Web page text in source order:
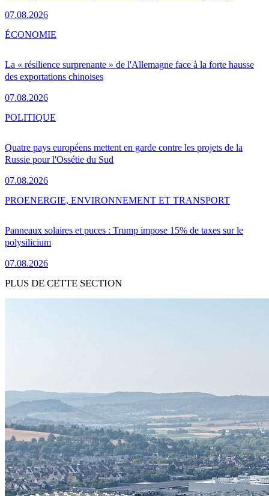
07.08.2026
La « résilience surprenante » de l'Allemagne face à la forte hausse
des exportations chinoises
07.08.2026
ÉCONOMIE
Quatre pays européens mettent en garde contre les projets de la
Russie pour l'Ossétie du Sud
07.08.2026
POLITIQUE
Panneaux solaires et puces : Trump impose 15% de taxes sur le
polysilicium
07.08.2026
PROENERGIE, ENVIRONNEMENT ET TRANSPORT
PLUS DE CETTE SECTION